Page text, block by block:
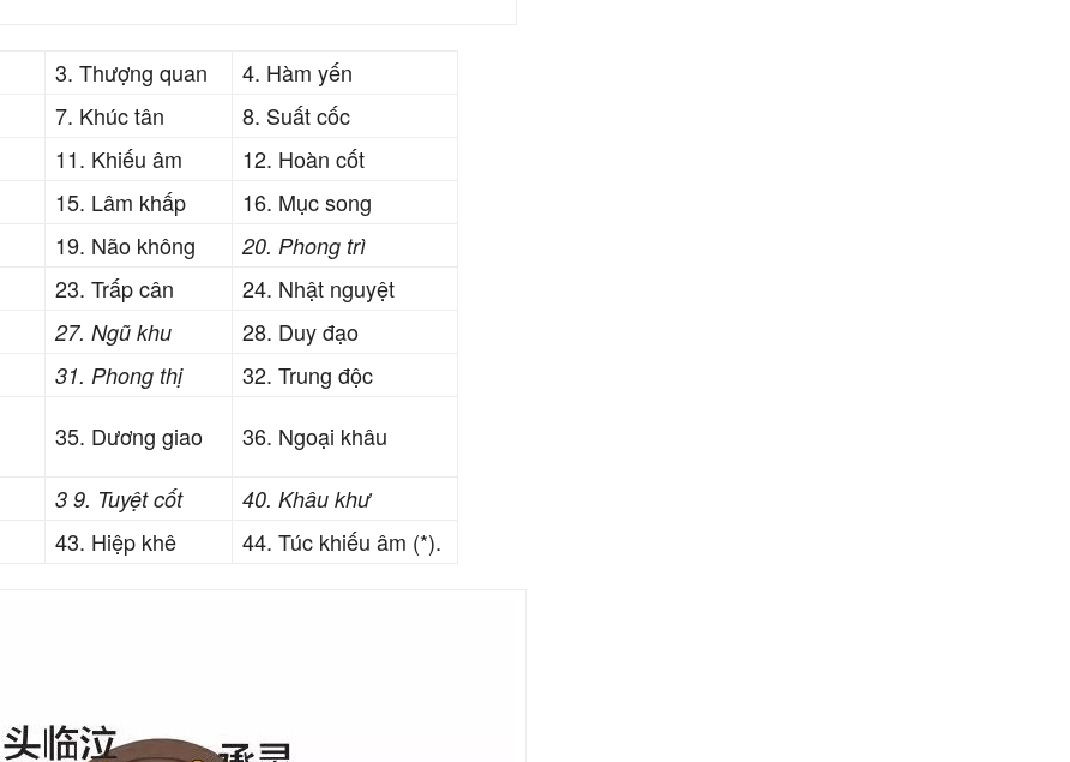
3. Thượng quan
4. Hàm yến
7. Khúc tân
8. Suất cốc
11. Khiếu âm
12. Hoàn cốt
15. Lâm khấp
16. Mục song
19. Não không
20. Phong trì
23. Trấp cân
24. Nhật nguyệt
27. Ngũ khu
28. Duy đạo
31. Phong thị 32. Trung độc
35. Dương giao 36. Ngoại khâu
3 9. Tuyệt cốt
40. Khâu khư
43. Hiệp khê 44. Túc khiếu âm (*).